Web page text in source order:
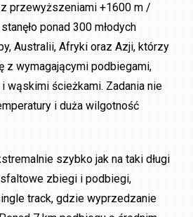
przewyższeniami +1600 m /
ponad 300 młodych
Australii, Afryki oraz Azji, którzy
z wymagającymi podbiegami,
wąskimi ścieżkami. Zadania nie
i duża wilgotność
szybko jak na taki długi
zbiegi i podbiegi,
track, gdzie wyprzedzanie